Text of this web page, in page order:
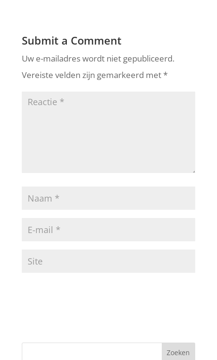
Submit a Comment
Uw e-mailadres wordt niet gepubliceerd.
Vereiste velden zijn gemarkeerd met*